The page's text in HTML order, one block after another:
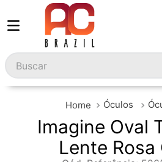
Buscar
Óculos
Imagine Oval
Lente Rosa